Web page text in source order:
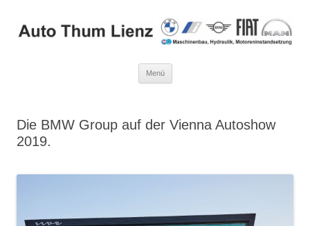
Menü
Die BMW Group auf der Vienna Autoshow
2019.